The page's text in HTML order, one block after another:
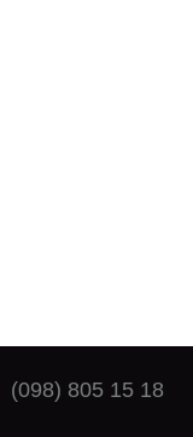
(098) 805 15 18